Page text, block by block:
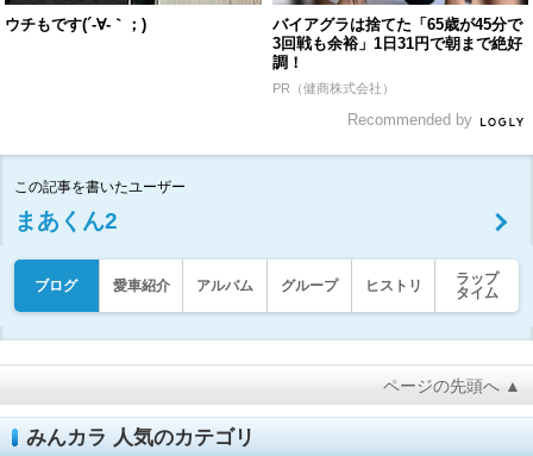
ウチもです(´-∀-｀；)
バイアグラは捨てた「65歳が45分で
3回戦も余裕」1日31円で朝まで絶好
調！
PR（健商株式会社）
Recommended by
この記事を書いたユーザー
まあくん2
ブログ 愛車紹介 アルバム グループ ヒストリ
ラップ
タイム
ページの先頭へ ▲
みんカラ 人気のカテゴリ